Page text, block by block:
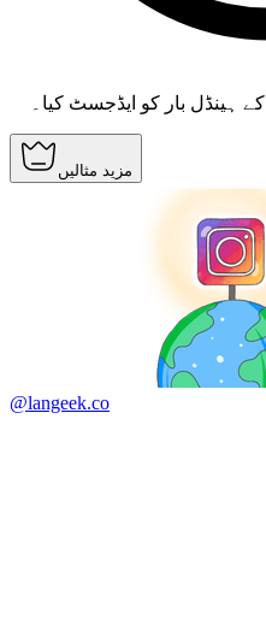
کے ہینڈل بار کو ایڈجسٹ کیا۔
مزید مثالیں
@langeek.co